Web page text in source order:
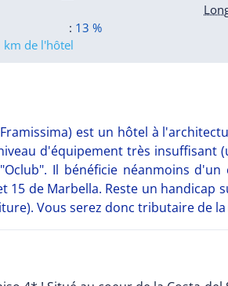
: 13 %
km de l'hôtel
Framissima) est un hôtel à
d'équipement très
Il bénéficie néanmoins
15 de Marbella. Reste un
Vous serez donc tributaire de